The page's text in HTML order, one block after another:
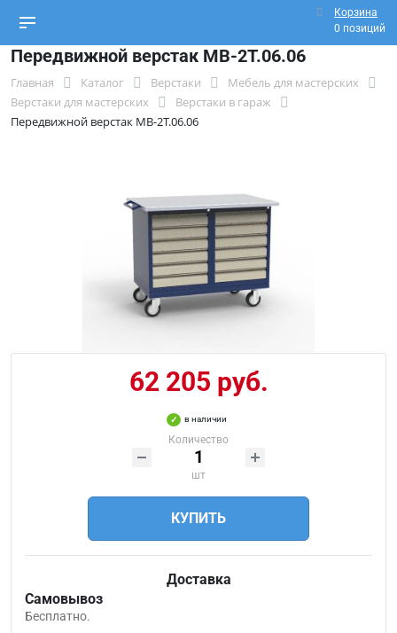
Корзина
0 позиций
Передвижной верстак МВ-2Т.06.06
Главная Каталог Верстаки
Мебель для мастерских
Верстаки для мастерских
Верстаки в гараж
Передвижной верстак МВ-2Т.06.06
62 205 руб.
в наличии
Количество
шт
КУПИТЬ
Доставка
Самовывоз
Бесплатно.